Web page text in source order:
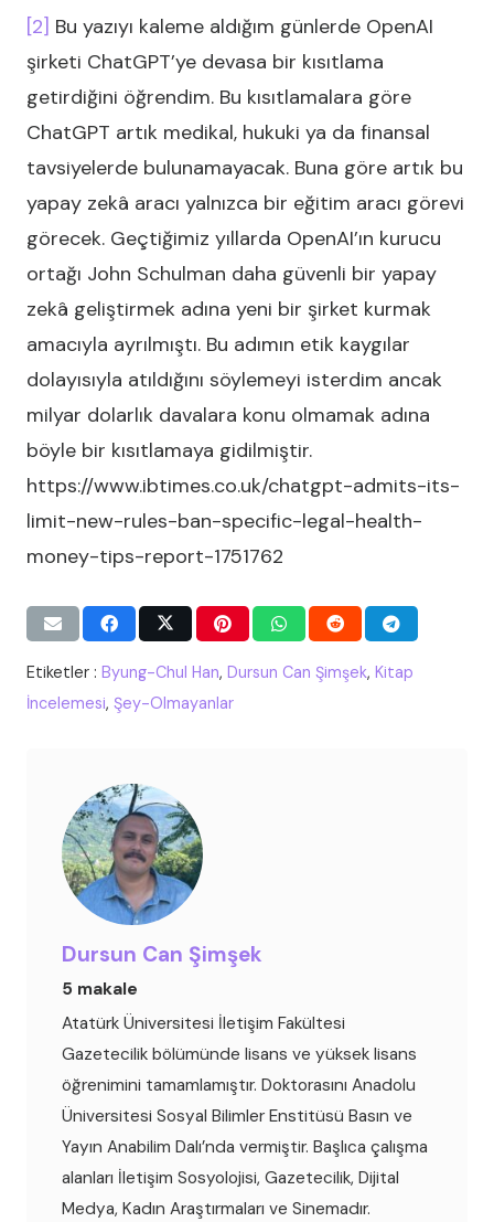
[2] Bu yazıyı kaleme aldığım günlerde OpenAI
şirketi ChatGPT’ye devasa bir kısıtlama
getirdiğini öğrendim. Bu kısıtlamalara göre
ChatGPT artık medikal, hukuki ya da finansal
tavsiyelerde bulunamayacak. Buna göre artık bu
yapay zekâ aracı yalnızca bir eğitim aracı görevi
görecek. Geçtiğimiz yıllarda OpenAI’ın kurucu
ortağı John Schulman daha güvenli bir yapay
zekâ geliştirmek adına yeni bir şirket kurmak
amacıyla ayrılmıştı. Bu adımın etik kaygılar
dolayısıyla atıldığını söylemeyi isterdim ancak
milyar dolarlık davalara konu olmamak adına
böyle bir kısıtlamaya gidilmiştir.
https://www.ibtimes.co.uk/chatgpt-admits-its-
limit-new-rules-ban-specific-legal-health-
money-tips-report-1751762
Etiketler : Byung-Chul Han, Dursun Can Şimşek, Kitap
İncelemesi, Şey-Olmayanlar
Dursun Can Şimşek
5 makale
Atatürk Üniversitesi İletişim Fakültesi
Gazetecilik bölümünde lisans ve yüksek lisans
öğrenimini tamamlamıştır. Doktorasını Anadolu
Üniversitesi Sosyal Bilimler Enstitüsü Basın ve
Yayın Anabilim Dalı’nda vermiştir. Başlıca çalışma
alanları İletişim Sosyolojisi, Gazetecilik, Dijital
Medya, Kadın Araştırmaları ve Sinemadır.